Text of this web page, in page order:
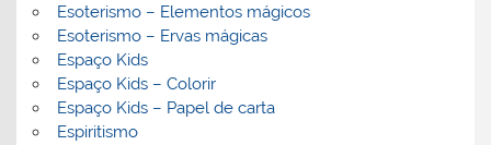
Esoterismo – Elementos mágicos
Esoterismo – Ervas mágicas
Espaço Kids
Espaço Kids – Colorir
Espaço Kids – Papel de carta
Espiritismo